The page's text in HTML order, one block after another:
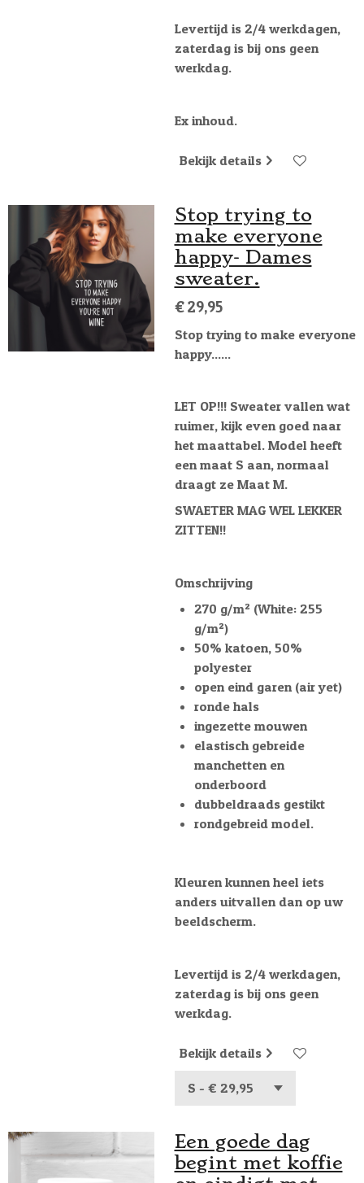
Levertijd is 2/4 werkdagen,
zaterdag is bij ons geen
werkdag.
Ex inhoud.
Bekijk details
Stop trying to
make everyone
happy- Dames
sweater.
€ 29,95
Stop trying to make everyone
happy......
LET OP!!! Sweater vallen wat
ruimer, kijk even goed naar
het maattabel. Model heeft
een maat S aan, normaal
draagt ze Maat M.
SWAETER MAG WEL LEKKER
ZITTEN!!
Omschrijving
270 g/m² (White: 255
g/m²)
50% katoen, 50%
polyester
open eind garen (air yet)
ronde hals
ingezette mouwen
elastisch gebreide
manchetten en
onderboord
dubbeldraads gestikt
rondgebreid model.
Kleuren kunnen heel iets
anders uitvallen dan op uw
beeldscherm.
Levertijd is 2/4 werkdagen,
zaterdag is bij ons geen
werkdag.
Bekijk details
Een goede dag
begint met koffie